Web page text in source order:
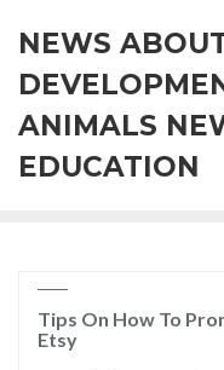
content
NEWS
ANIMALS
EDUCATION
Tips On How To
Etsy